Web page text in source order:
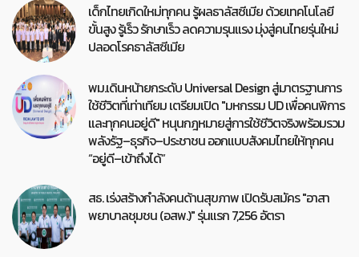
เด็กไทยเกิดใหม่ทุกคน รู้ผลธาลัสซีเมีย ด้วยเทคโนโลยี
ขั้นสูง รู้เร็ว รักษาเร็ว ลดความรุนแรง มุ่งสู่คนไทยรุ่นใหม่
ปลอดโรคธาลัสซีเมีย
พม.เดินหน้ายกระดับ Universal Design สู่มาตรฐานการ
ใช้ชีวิตที่เท่าเทียม เตรียมเปิด "มหกรรม UD เพื่อคนพิการ
และทุกคนอยู่ดี" หนุนกฎหมายสู่การใช้ชีวิตจริงพร้อมรวม
พลังรัฐ–ธุรกิจ–ประชาชน ออกแบบสังคมไทยให้ทุกคน
“อยู่ดี–เข้าถึงได้”
สธ. เร่งสร้างกำลังคนด้านสุขภาพ เปิดรับสมัคร "อาสา
พยาบาลชุมชน (อสพ.)" รุ่นแรก 7,256 อัตรา